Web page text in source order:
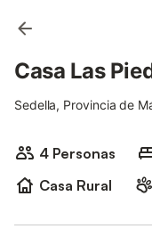
Casa Las
Sedella, Provincia de
4 Personas
Casa Rural